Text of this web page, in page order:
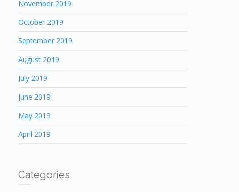
November 2019
October 2019
September 2019
August 2019
July 2019
June 2019
May 2019
April 2019
Categories